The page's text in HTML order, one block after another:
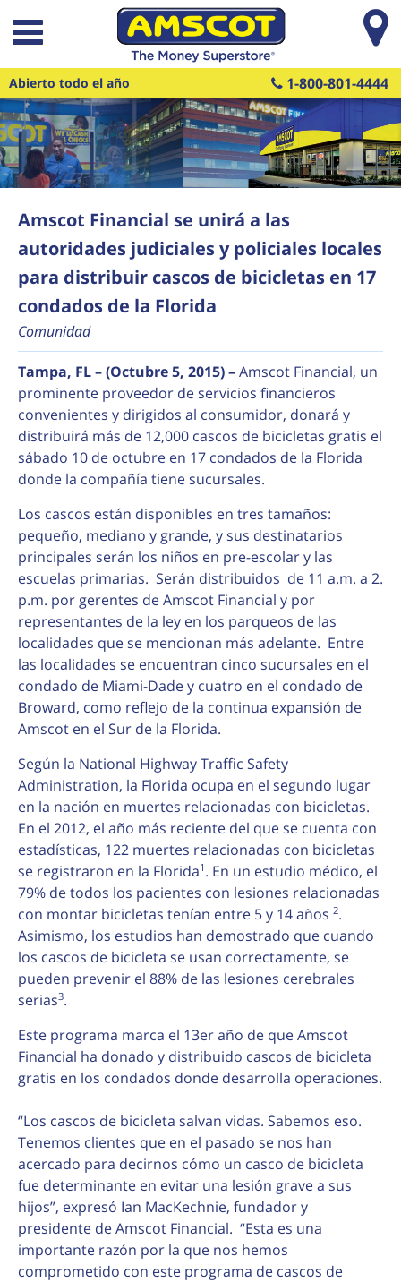
Saltar al contenido principal
Abierto todo el año 1-800-801-4444
Amscot Financial se unirá a las
autoridades judiciales y policiales locales
para distribuir cascos de bicicletas en 17
condados de la Florida
Comunidad
Tampa, FL – (Octubre 5, 2015) –Amscot Financial, un
prominente proveedor de servicios financieros
convenientes y dirigidos al consumidor, donará y
distribuirá más de 12,000 cascos de bicicletas gratis el
sábado 10 de octubre en 17 condados de la Florida
donde la compañía tiene sucursales.
Los cascos están disponibles en tres tamaños:
pequeño, mediano y grande, y sus destinatarios
principales serán los niños en pre-escolar y las
escuelas primarias. Serán distribuidos de 11 a.m. a 2.
p.m. por gerentes de Amscot Financial y por
representantes de la ley en los parqueos de las
localidades que se mencionan más adelante. Entre
las localidades se encuentran cinco sucursales en el
condado de Miami-Dade y cuatro en el condado de
Broward, como reflejo de la continua expansión de
Amscot en el Sur de la Florida.
Según la National Highway Traffic Safety
Administration, la Florida ocupa en el segundo lugar
en la nación en muertes relacionadas con bicicletas.
En el 2012, el año más reciente del que se cuenta con
estadísticas, 122 muertes relacionadas con bicicletas
se registraron en la Florida1 . En un estudio médico, el
79% de todos los pacientes con lesiones relacionadas
con montar bicicletas tenían entre 5 y 14 años 2.
Asimismo, los estudios han demostrado que cuando
los cascos de bicicleta se usan correctamente, se
pueden prevenir el 88% de las lesiones cerebrales
serias3.
Este programa marca el 13er año de que Amscot
Financial ha donado y distribuido cascos de bicicleta
gratis en los condados donde desarrolla operaciones.
“Los cascos de bicicleta salvan vidas. Sabemos eso.
Tenemos clientes que en el pasado se nos han
acercado para decirnos cómo un casco de bicicleta
fue determinante en evitar una lesión grave a sus
hijos”, expresó Ian MacKechnie, fundador y
presidente de Amscot Financial. “Esta es una
importante razón por la que nos hemos
comprometido con este programa de cascos de